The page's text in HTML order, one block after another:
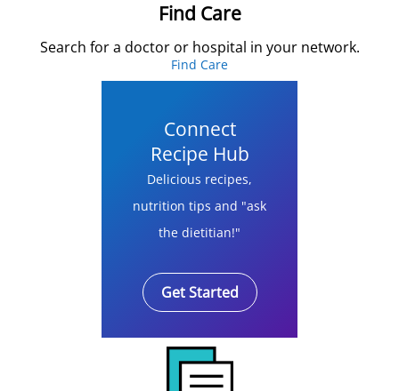
Find Care
Search for a doctor or hospital in your network.
Find Care
Connect
Recipe Hub
Delicious recipes,
nutrition tips and "ask
the dietitian!"
Get Started